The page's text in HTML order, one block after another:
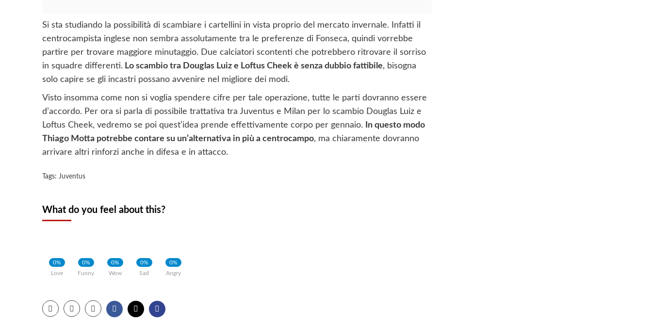
Si sta studiando la possibilità di scambiare i cartellini in vista proprio del mercato invernale. Infatti il
centrocampista inglese non sembra assolutamente tra le preferenze di Fonseca, quindi vorrebbe
partire per trovare maggiore minutaggio. Due calciatori scontenti che potrebbero ritrovare il sorriso
in squadre differenti. Lo scambio tra Douglas Luiz e Loftus Cheek è senza dubbio fattibile, bisogna
solo capire se gli incastri possano avvenire nel migliore dei modi.
Visto insomma come non si voglia spendere cifre per tale operazione, tutte le parti dovranno essere
d’accordo. Per ora si parla di possibile trattativa tra Juventus e Milan per lo scambio Douglas Luiz e
Loftus Cheek, vedremo se poi quest’idea prende effettivamente corpo per gennaio.
In questo modo
Thiago Motta potrebbe contare su un’alternativa in più a centrocampo, ma chiaramente dovranno
arrivare altri rinforzi anche in difesa e in attacco.
Tags: Juventus
What do you feel about this?
0%
Love
0%
Funny
0%
Wow
0%
Sad
0%
Angry